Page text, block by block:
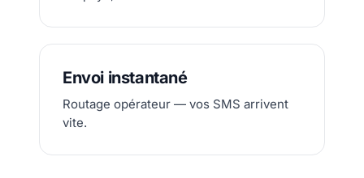
Envoi instantané
Routage opérateur — vos SMS arrivent
vite.